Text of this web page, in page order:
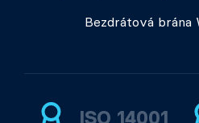
Bezdrátová brána
ISO 14001